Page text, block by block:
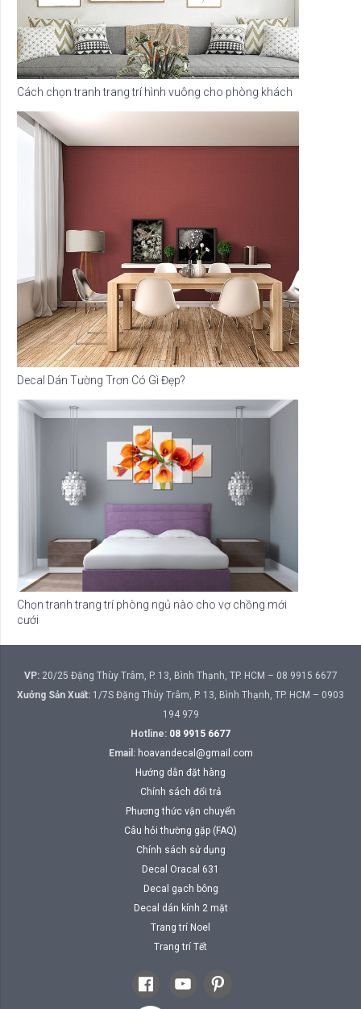
Cách chọn tranh trang trí hình vuông cho phòng khách
Decal Dán Tường Trơn Có Gì Đẹp?
Chọn tranh trang trí phòng ngủ nào cho vợ chồng mới
cưới
VP:20/25 Đặng Thùy Trâm, P. 13, Bình Thạnh, TP. HCM – 08 9915 6677
Xưởng Sản Xuất: 1/7S Đặng Thùy Trâm, P. 13, Bình Thạnh, TP. HCM – 0903
194 979
Hotline: 08 9915 6677
Email: hoavandecal@gmail.com
Hướng dẫn đặt hàng
Chính sách đổi trả
Phương thức vận chuyển
Câu hỏi thường gặp (FAQ)
Chính sách sử dụng
Decal Oracal 631
Decal gạch bông
Decal dán kính 2 mặt
Trang trí Noel
Trang trí Tết